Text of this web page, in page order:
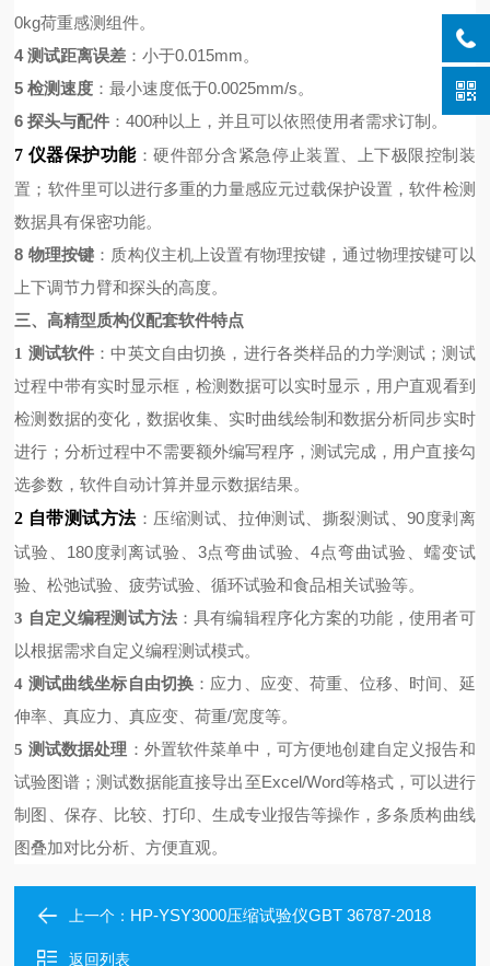
0kg荷重感测组件。
4 测试距离误差 ：小于0.015mm。
5 检测速度 ：最小速度低于0.0025mm/s。
6 探头与配件 ：400种以上，并且可以依照使用者需求订制。
7 仪器保护功能：硬件部分含紧急停止装置、上下极限控制装
置；软件里可以进行多重的力量感应元过载保护设置，软件检测
数据具有保密功能。
8 物理按键 ：质构仪主机上设置有物理按键，通过物理按键可以
上下调节力臂和探头的高度。
三、高精型质构仪配套软件特点
1 测试软件 ：中英文自由切换，进行各类样品的力学测试；测试
过程中带有实时显示框，检测数据可以实时显示，用户直观看到
检测数据的变化，数据收集、实时曲线绘制和数据分析同步实时
进行； 分析过程中不需要额外编写程序，测试完成，用户直接勾
选参数，软件自动计算并显示数据结果。
2 自带测试方法：压缩测试、拉伸测试、撕裂测试、90度剥离
试验、180度剥离试验、3点弯曲试验、4点弯曲试验、蠕变试
验、松弛试验、疲劳试验、循环试验和食品相关试验等。
3 自定义编程测试方法：具有编辑程序化方案的功能，使用者可
以根据需求自定义编程测试模式。
4 测试曲线坐标自由切换 ：应力、应变、荷重、位移、时间、延
伸率、真应力、真应变、荷重/宽度等。
5 测试数据处理 ：外置软件菜单中，可方便地创建自定义报告和
试验图谱；测试数据能直接导出至Excel/Word等格式，可以进行
制图、保存、比较、打印、生成专业报告等操作，多条质构曲线
图叠加对比分析、方便直观。
上一个： HP-YSY3000压缩试验仪GBT 36787-2018
返回列表